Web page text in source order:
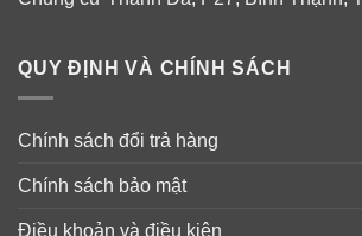
QUY ĐỊNH VÀ CHÍNH SÁCH
Chính sách đổi trả hàng
Chính sách bảo mật
Điều khoản và điều kiện